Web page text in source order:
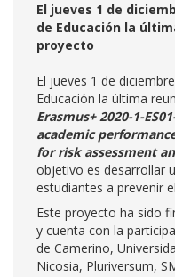
El jueves 1 de
de Educación la
proyecto
El jueves 1 de
Educación la última
Erasmus+ 2020-1-
academic
for risk assessment
objetivo es desarrollar
estudiantes a prevenir
Este proyecto ha sido
y cuenta con la
de Camerino,
Nicosia, Pluriversum,